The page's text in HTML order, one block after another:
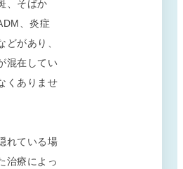
、そばか
、炎症
どがあり、
混在してい
くありませ
れている場
治療によっ